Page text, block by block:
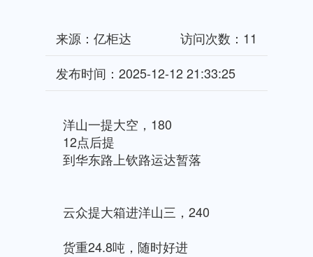
来源：亿柜达
访问次数：11
发布时间：2025-12-12 21:33:25
洋山一提大空，180
12点后提
到华东路上钦路运达暂落
云众提大箱进洋山三，240
货重24.8吨，随时好进